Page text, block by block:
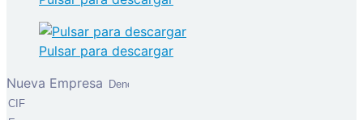
Pulsar para descargar
Nueva Empresa